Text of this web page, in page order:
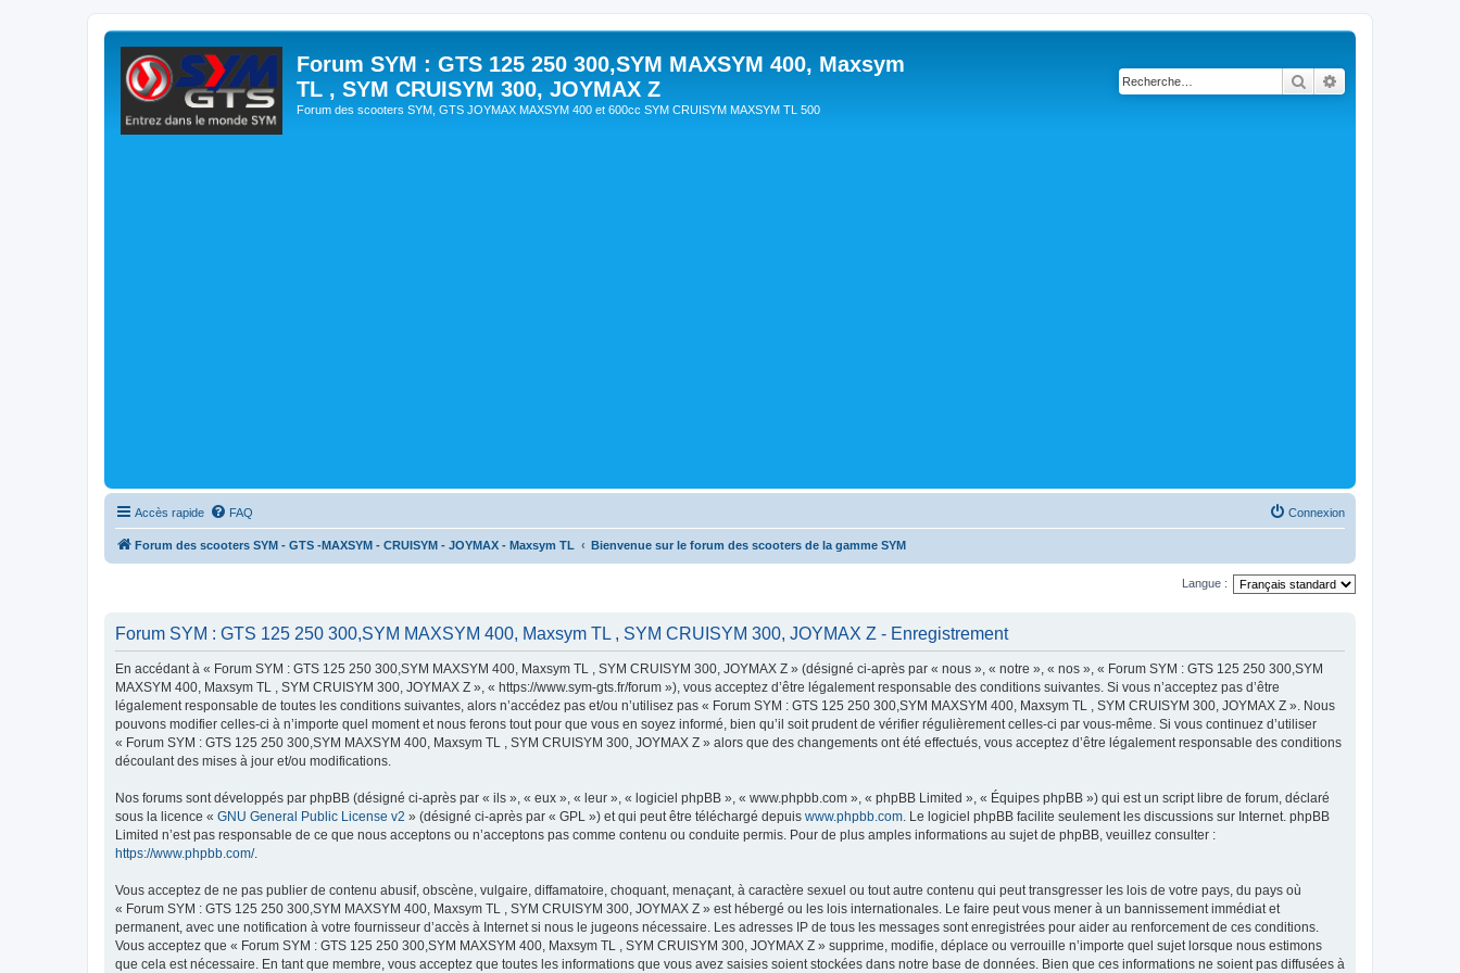
Forum SYM : GTS 125 250 300,SYM MAXSYM 400, Maxsym
TL , SYM CRUISYM 300, JOYMAX Z
Forum des scooters SYM, GTS JOYMAX MAXSYM 400 et 600cc SYM CRUISYM MAXSYM TL 500
Rechercher
Accès rapide FAQ Connexion
Forum des scooters SYM - GTS -MAXSYM - CRUISYM - JOYMAX - Maxsym TL Bienvenue sur le forum des scooters de la gamme SYM
Langue :
Forum SYM : GTS 125 250 300,SYM MAXSYM 400, Maxsym TL , SYM CRUISYM 300, JOYMAX Z - Enregistrement
En accédant à « Forum SYM : GTS 125 250 300,SYM MAXSYM 400, Maxsym TL , SYM CRUISYM 300, JOYMAX Z » (désigné ci-après par « nous », « notre », « nos », « Forum SYM : GTS 125 250 300,SYM
MAXSYM 400, Maxsym TL , SYM CRUISYM 300, JOYMAX Z », « https://www.sym-gts.fr/forum »), vous acceptez d’être légalement responsable des conditions suivantes. Si vous n’acceptez pas d’être
légalement responsable de toutes les conditions suivantes, alors n’accédez pas et/ou n’utilisez pas « Forum SYM : GTS 125 250 300,SYM MAXSYM 400, Maxsym TL , SYM CRUISYM 300, JOYMAX Z ». Nous
pouvons modifier celles-ci à n’importe quel moment et nous ferons tout pour que vous en soyez informé, bien qu’il soit prudent de vérifier régulièrement celles-ci par vous-même. Si vous continuez d’utiliser
« Forum SYM : GTS 125 250 300,SYM MAXSYM 400, Maxsym TL , SYM CRUISYM 300, JOYMAX Z » alors que des changements ont été effectués, vous acceptez d’être légalement responsable des conditions
découlant des mises à jour et/ou modifications.
Nos forums sont développés par phpBB (désigné ci-après par « ils », « eux », « leur », « logiciel phpBB », « www.phpbb.com », « phpBB Limited », « Équipes phpBB ») qui est un script libre de forum, déclaré
sous la licence « GNU General Public License v2 » (désigné ci-après par « GPL ») et qui peut être téléchargé depuis www.phpbb.com . Le logiciel phpBB facilite seulement les discussions sur Internet. phpBB
Limited n’est pas responsable de ce que nous acceptons ou n’acceptons pas comme contenu ou conduite permis. Pour de plus amples informations au sujet de phpBB, veuillez consulter :
https://www.phpbb.com/.
Vous acceptez de ne pas publier de contenu abusif, obscène, vulgaire, diffamatoire, choquant, menaçant, à caractère sexuel ou tout autre contenu qui peut transgresser les lois de votre pays, du pays où
« Forum SYM : GTS 125 250 300,SYM MAXSYM 400, Maxsym TL , SYM CRUISYM 300, JOYMAX Z » est hébergé ou les lois internationales. Le faire peut vous mener à un bannissement immédiat et
permanent, avec une notification à votre fournisseur d’accès à Internet si nous le jugeons nécessaire. Les adresses IP de tous les messages sont enregistrées pour aider au renforcement de ces conditions.
Vous acceptez que « Forum SYM : GTS 125 250 300,SYM MAXSYM 400, Maxsym TL , SYM CRUISYM 300, JOYMAX Z » supprime, modifie, déplace ou verrouille n’importe quel sujet lorsque nous estimons
que cela est nécessaire. En tant que membre, vous acceptez que toutes les informations que vous avez saisies soient stockées dans notre base de données. Bien que ces informations ne soient pas diffusées à